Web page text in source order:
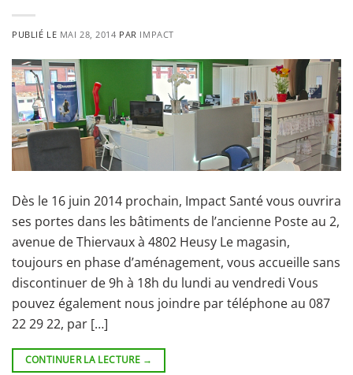
PUBLIÉ LE MAI 28, 2014 PAR IMPACT
Dès le 16 juin 2014 prochain, Impact Santé vous ouvrira
ses portes dans les bâtiments de l’ancienne Poste au 2,
avenue de Thiervaux à 4802 Heusy Le magasin,
toujours en phase d’aménagement, vous accueille sans
discontinuer de 9h à 18h du lundi au vendredi Vous
pouvez également nous joindre par téléphone au 087
22 29 22, par […]
CONTINUER LA LECTURE →